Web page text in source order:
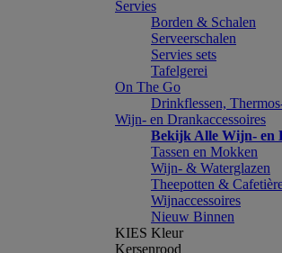
Servies
Borden & Schalen
Serveerschalen
Servies sets
Tafelgerei
On The Go
Drinkflessen,
Wijn- en Drankaccessoires
Bekijk Alle Wijn- en
Tassen en Mokken
Wijn- & Waterglazen
Theepotten &
Wijnaccessoires
Nieuw Binnen
KIES Kleur
Kersenrood